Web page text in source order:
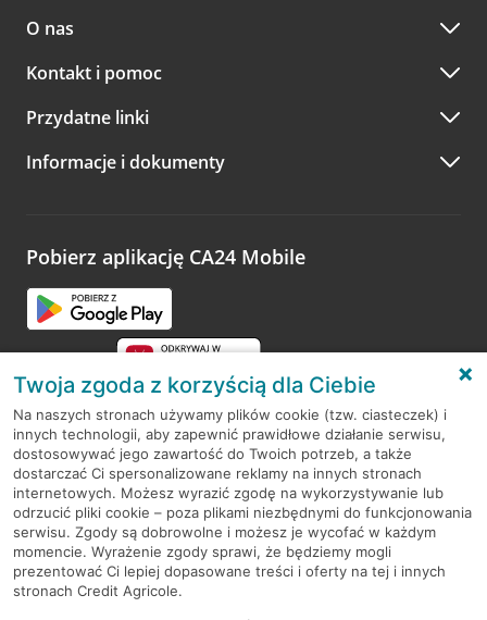
O nas
Kontakt i pomoc
Przydatne linki
Informacje i dokumenty
Pobierz aplikację CA24 Mobile
RODO
Regulamin serwisu
Mapa serwisu
PolitykaCookies
Twoja zgoda z korzyścią dla Ciebie
Na naszych stronach używamy plików cookie (tzw. ciasteczek) i
innych technologii, aby zapewnić prawidłowe działanie serwisu,
dostosowywać jego zawartość do Twoich potrzeb, a także
dostarczać Ci spersonalizowane reklamy na innych stronach
internetowych. Możesz wyrazić zgodę na wykorzystywanie lub
odrzucić pliki cookie – poza plikami niezbędnymi do funkcjonowania
serwisu. Zgody są dobrowolne i możesz je wycofać w każdym
momencie. Wyrażenie zgody sprawi, że będziemy mogli
prezentować Ci lepiej dopasowane treści i oferty na tej i innych
stronach Credit Agricole.